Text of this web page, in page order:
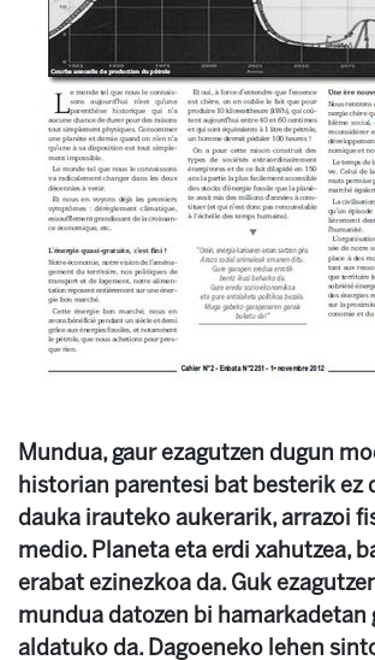
Mundua, gaur ezagutzen dugun
historian parentesi bat besterik ez
dauka irauteko aukerarik, arrazoi
medio. Planeta eta erdi xahutzea,
erabat ezinezkoa da. Guk
mundua datozen bi hamarkadetan
aldatuko da. Dagoeneko lehen